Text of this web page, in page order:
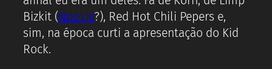
Bizkit (Nookie?), Red Hot Chili Pepers e,
sim, na época curti a apresentação do Kid
Rock.